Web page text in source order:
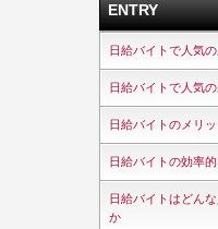
ENTRY
日給バイトで人気
日給バイトで人気
日給バイトのメリ
日給バイトの効率
日給バイトはどん
か